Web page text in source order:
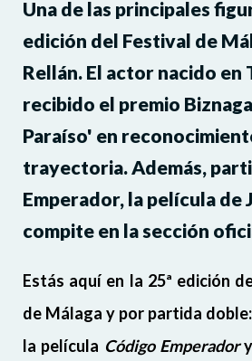
Una de las principales
edición del Festival de
Rellán. El actor nacido en
recibido el premio
Paraíso' en
trayectoria. Además,
Emperador, la película de
compite en la sección
Estás aquí en la 25ª edición
de Málaga y por partida
la película Código Emperadory